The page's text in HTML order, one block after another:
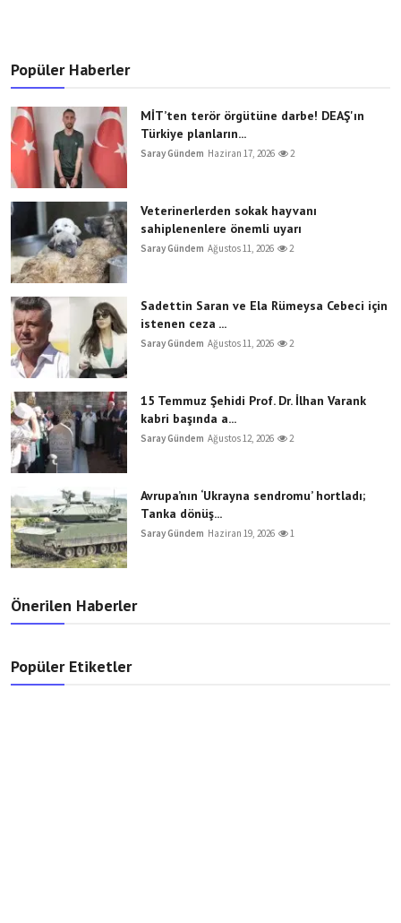
Popüler Haberler
MİT’ten terör örgütüne darbe! DEAŞ'ın
Türkiye planların...
Saray Gündem Haziran 17, 2026 2
Veterinerlerden sokak hayvanı
sahiplenenlere önemli uyarı
Saray Gündem Ağustos 11, 2026 2
Sadettin Saran ve Ela Rümeysa Cebeci için
istenen ceza ...
Saray Gündem Ağustos 11, 2026 2
15 Temmuz Şehidi Prof. Dr. İlhan Varank
kabri başında a...
Saray Gündem Ağustos 12, 2026 2
Avrupa’nın ‘Ukrayna sendromu’ hortladı;
Tanka dönüş...
Saray Gündem Haziran 19, 2026 1
Önerilen Haberler
Popüler Etiketler